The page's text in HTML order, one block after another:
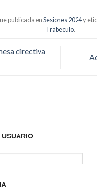
publicada enSesiones 2024y
Trabeculo.
directiva
USUARIO